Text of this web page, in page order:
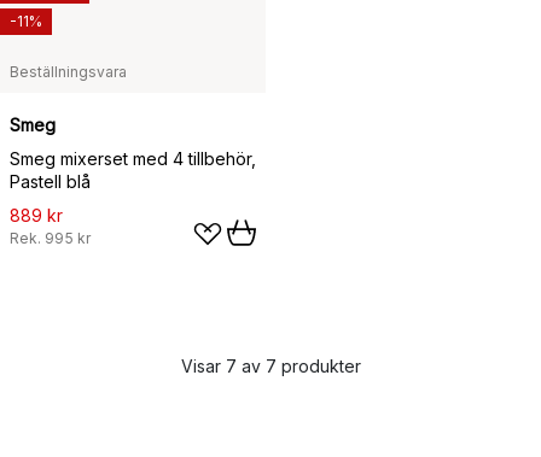
Beställningsvara
Smeg
Smeg mixerset med 4 tillbehör,
Pastell blå
889 kr
Rek. 995 kr
-11%
Visar 7 av 7 produkter